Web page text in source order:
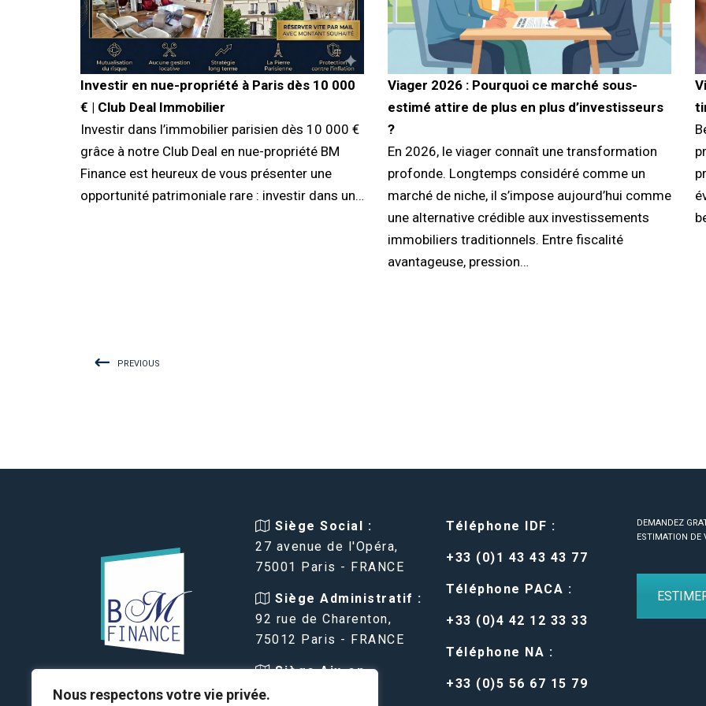
Nous respectons votre vie privée.
Investir en nue-propriété à Paris dès 10 000
€ | Club Deal Immobilier
Investir dans l’immobilier parisien dès 10 000 €
grâce à notre Club Deal en nue-propriété BM
Finance est heureux de vous présenter une
opportunité patrimoniale rare : investir dans un…
Viager 2026 : Pourquoi ce marché sous-
estimé attire de plus en plus d’investisseurs
?
En 2026, le viager connaît une transformation
profonde. Longtemps considéré comme un
marché de niche, il s’impose aujourd’hui comme
une alternative crédible aux investissements
immobiliers traditionnels. Entre fiscalité
avantageuse, pression…
PREVIOUS
BM FINANCE
Siège Social :
27 avenue de l'Opéra,
75001 Paris - FRANCE
Siège Administratif :
92 rue de Charenton,
75012 Paris - FRANCE
Siège Aix-en-
Provence :
Téléphone IDF :
+33 (0)1 43 43 43 77
Téléphone PACA :
+33 (0)4 42 12 33 33
Téléphone NA :
+33 (0)5 56 67 15 79
DEMANDEZ
ESTIMATION DE